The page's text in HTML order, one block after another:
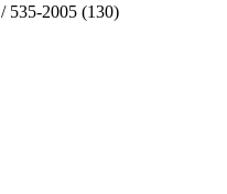
535-2005 (130)